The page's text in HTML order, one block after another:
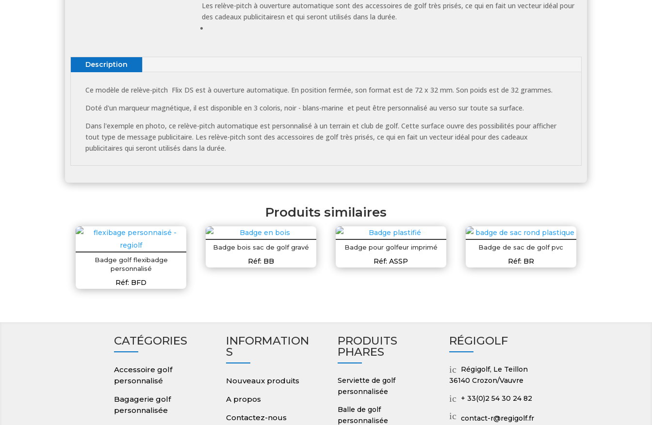
Les relève-pitch à ouverture automatique sont des accessoires de golf très prisés, ce qui en fait un vecteur idéal pour
des cadeaux publicitairesn et qui seront utilisés dans la durée.
Description
Ce modèle de relève-pitch Flix DS est à ouverture automatique. En position fermée, son format est de 72 x 32 mm. Son poids est de 32 grammes.
Doté d'un marqueur magnétique, il est disponible en 3 coloris, noir - blans-marine et peut être personnalisé au verso sur toute sa surface.
Dans l'exemple en photo, ce relève-pitch automatique est personnalisé à un terrain et club de golf. Cette surface ouvre des possibilités pour afficher
tout type de message publicitaire. Les relève-pitch sont des accessoires de golf très prisés, ce qui en fait un vecteur idéal pour des cadeaux
publicitaires qui seront utilisés dans la durée.
Produits similaires
Badge golf flexibadge
personnalisé
Réf: BFD
Badge bois sac de golf gravé
Réf: BB
Badge pour golfeur imprimé
Réf: ASSP
Badge de sac de golf pvc
Réf: BR
CATÉGORIES
Accessoire golf
personnalisé
Bagagerie golf
personnalisée
INFORMATION
S
Nouveaux produits
A propos
Contactez-nous
PRODUITS
PHARES
Serviette de golf
personnalisée
Balle de golf
personnalisée
RÉGIGOLF
ic
on
m
ic
Régigolf, Le Teillon
36140 Crozon/Vauvre
ic
_p
+ 33(0)2 54 30 24 82
ic contact-r@regigolf.fr